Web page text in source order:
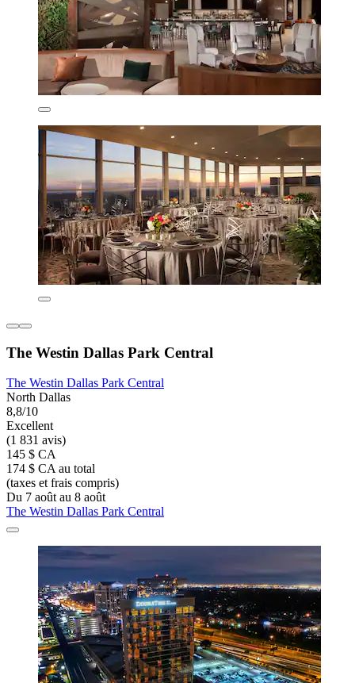
The Westin Dallas Park Central
The Westin Dallas Park Central
North Dallas
8,8/10
Excellent
(1 831 avis)
145 $ CA
174 $ CA au total
(taxes et frais compris)
Du 7 août au 8 août
The Westin Dallas Park Central